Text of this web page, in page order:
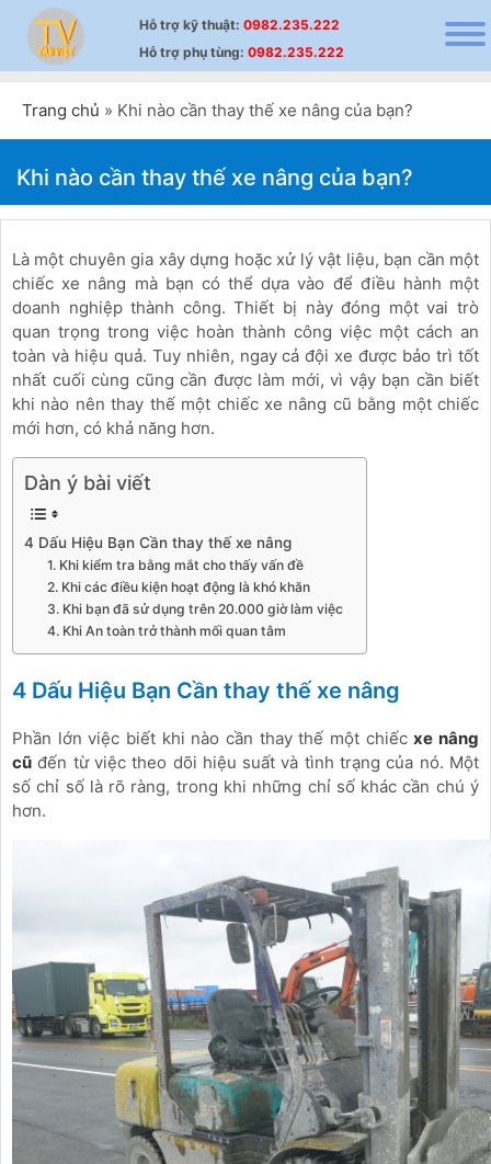
Hỗ trợ kỹ thuật: 0982.235.222
Hỗ trợ phụ tùng: 0982.235.222
Trang chủ » Khi nào cần thay thế xe nâng của bạn?
Khi nào cần thay thế xe nâng của bạn?
Là một chuyên gia xây dựng hoặc xử lý vật liệu, bạn cần một
chiếc xe nâng mà bạn có thể dựa vào để điều hành một
doanh nghiệp thành công. Thiết bị này đóng một vai trò
quan trọng trong việc hoàn thành công việc một cách an
toàn và hiệu quả. Tuy nhiên, ngay cả đội xe được bảo trì tốt
nhất cuối cùng cũng cần được làm mới, vì vậy bạn cần biết
khi nào nên thay thế một chiếc xe nâng cũ bằng một chiếc
mới hơn, có khả năng hơn.
Dàn ý bài viết
4 Dấu Hiệu Bạn Cần thay thế xe nâng
1. Khi kiểm tra bằng mắt cho thấy vấn đề
2. Khi các điều kiện hoạt động là khó khăn
3. Khi bạn đã sử dụng trên 20.000 giờ làm việc
4. Khi An toàn trở thành mối quan tâm
4 Dấu Hiệu Bạn Cần thay thế xe nâng
Phần lớn việc biết khi nào cần thay thế một chiếcxe nâng
cũ đến từ việc theo dõi hiệu suất và tình trạng của nó. Một
số chỉ số là rõ ràng, trong khi những chỉ số khác cần chú ý
hơn.